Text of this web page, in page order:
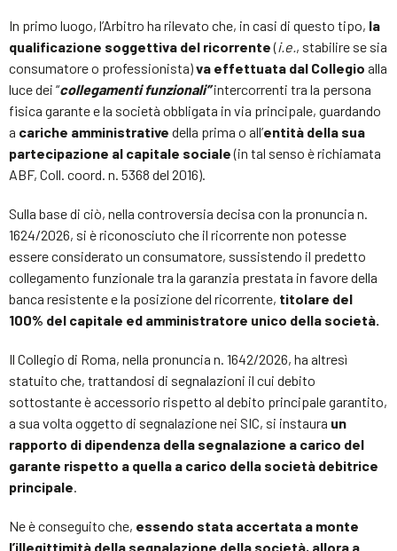
In primo luogo, l’Arbitro ha rilevato che, in casi di questo tipo, la
qualificazione soggettiva del ricorrente(i.e., stabilire se sia
consumatore o professionista)va effettuata dal Collegio alla
luce dei “collegamenti funzionali”intercorrenti tra la persona
fisica garante e la società obbligata in via principale, guardando
a cariche amministrative della prima o all’entità della sua
partecipazione al capitale sociale(in tal senso è richiamata
ABF, Coll. coord. n. 5368 del 2016).
Sulla base di ciò, nella controversia decisa con la pronuncia n.
1624/2026, si è riconosciuto che il ricorrente non potesse
essere considerato un consumatore, sussistendo il predetto
collegamento funzionale tra la garanzia prestata in favore della
banca resistente e la posizione del ricorrente, titolare del
100% del capitale ed amministratore unico della società.
Il Collegio di Roma, nella pronuncia n. 1642/2026, ha altresì
statuito che, trattandosi di segnalazioni il cui debito
sottostante è accessorio rispetto al debito principale garantito,
a sua volta oggetto di segnalazione nei SIC, si instaura un
rapporto di dipendenza della segnalazione a carico del
garante rispetto a quella a carico della società debitrice
principale.
Ne è conseguito che, essendo stata accertata a monte
l’illegittimità della segnalazione della società, allora a